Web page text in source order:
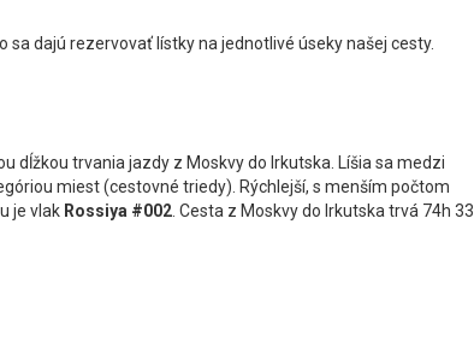
dajú rezervovať lístky na jednotlivé úseky našej cesty.
dĺžkou trvania jazdy z Moskvy do Irkutska. Líšia sa medzi
miest (cestovné triedy). Rýchlejší, s menším počtom
je vlak Rossiya #002 . Cesta z Moskvy do Irkutska trvá 74h 33